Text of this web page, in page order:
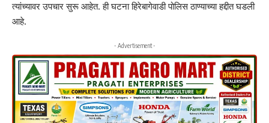
त्यांच्यावर उपचार सुरू आहेत. ही घटना हिरेबागेवाडी पोलिस ठाण्याच्या हद्दीत घडली
आहे.
- Advertisement -